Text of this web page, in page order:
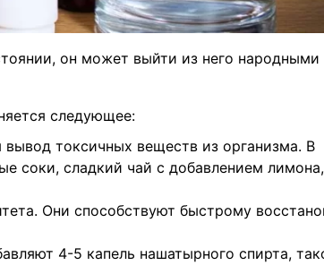
он может выйти из него народными
следующее:
вывод токсичных веществ из организма. В
соки, сладкий чай с добавлением
Они способствуют быстрому
4-5 капель нашатырного спирта,